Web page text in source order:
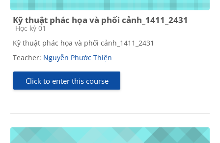
Kỹ thuật phác họa và phối cảnh_1411_2431
Course category
Học kỳ 01
Kỹ thuật phác họa và phối cảnh_1411_2431
Teacher: Nguyễn Phước Thiện
Click to enter this course